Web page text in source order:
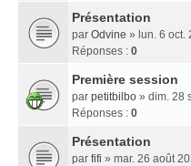
Présentation
par Odvine » lun. 6 oct.
Réponses : 0
Première session
par petitbilbo » dim. 28
Réponses : 0
Présentation
par fifi » mar. 26 août